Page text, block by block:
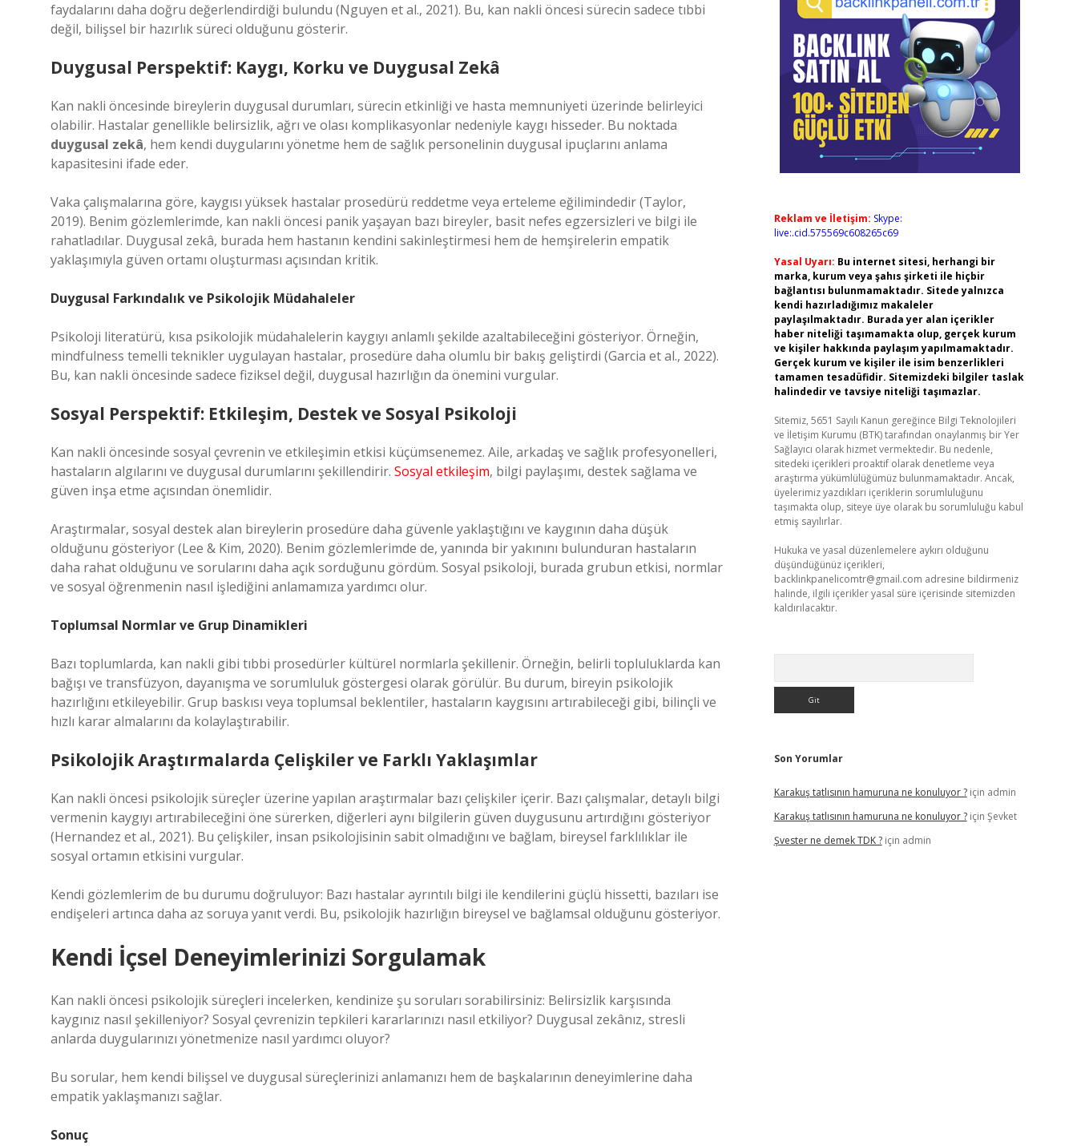
faydalarını daha doğru değerlendirdiği bulundu (Nguyen et al., 2021). Bu, kan nakli öncesi sürecin sadece tıbbi
değil, bilişsel bir hazırlık süreci olduğunu gösterir.
Duygusal Perspektif: Kaygı, Korku ve Duygusal Zekâ
Kan nakli öncesinde bireylerin duygusal durumları, sürecin etkinliği ve hasta memnuniyeti üzerinde belirleyici
olabilir. Hastalar genellikle belirsizlik, ağrı ve olası komplikasyonlar nedeniyle kaygı hisseder. Bu noktada
duygusal zekâ, hem kendi duygularını yönetme hem de sağlık personelinin duygusal ipuçlarını anlama
kapasitesini ifade eder.
Vaka çalışmalarına göre, kaygısı yüksek hastalar prosedürü reddetme veya erteleme eğilimindedir (Taylor,
2019). Benim gözlemlerimde, kan nakli öncesi panik yaşayan bazı bireyler, basit nefes egzersizleri ve bilgi ile
rahatladılar. Duygusal zekâ, burada hem hastanın kendini sakinleştirmesi hem de hemşirelerin empatik
yaklaşımıyla güven ortamı oluşturması açısından kritik.
Duygusal Farkındalık ve Psikolojik Müdahaleler
Psikoloji literatürü, kısa psikolojik müdahalelerin kaygıyı anlamlı şekilde azaltabileceğini gösteriyor. Örneğin,
mindfulness temelli teknikler uygulayan hastalar, prosedüre daha olumlu bir bakış geliştirdi (Garcia et al., 2022).
Bu, kan nakli öncesinde sadece fiziksel değil, duygusal hazırlığın da önemini vurgular.
Sosyal Perspektif: Etkileşim, Destek ve Sosyal Psikoloji
Kan nakli öncesinde sosyal çevrenin ve etkileşimin etkisi küçümsenemez. Aile, arkadaş ve sağlık profesyonelleri,
hastaların algılarını ve duygusal durumlarını şekillendirir. Sosyal etkileşim, bilgi paylaşımı, destek sağlama ve
güven inşa etme açısından önemlidir.
Araştırmalar, sosyal destek alan bireylerin prosedüre daha güvenle yaklaştığını ve kaygının daha düşük
olduğunu gösteriyor (Lee & Kim, 2020). Benim gözlemlerimde de, yanında bir yakınını bulunduran hastaların
daha rahat olduğunu ve sorularını daha açık sorduğunu gördüm. Sosyal psikoloji, burada grubun etkisi, normlar
ve sosyal öğrenmenin nasıl işlediğini anlamamıza yardımcı olur.
Toplumsal Normlar ve Grup Dinamikleri
Bazı toplumlarda, kan nakli gibi tıbbi prosedürler kültürel normlarla şekillenir. Örneğin, belirli topluluklarda kan
bağışı ve transfüzyon, dayanışma ve sorumluluk göstergesi olarak görülür. Bu durum, bireyin psikolojik
hazırlığını etkileyebilir. Grup baskısı veya toplumsal beklentiler, hastaların kaygısını artırabileceği gibi, bilinçli ve
hızlı karar almalarını da kolaylaştırabilir.
Psikolojik Araştırmalarda Çelişkiler ve Farklı Yaklaşımlar
Kan nakli öncesi psikolojik süreçler üzerine yapılan araştırmalar bazı çelişkiler içerir. Bazı çalışmalar, detaylı bilgi
vermenin kaygıyı artırabileceğini öne sürerken, diğerleri aynı bilgilerin güven duygusunu artırdığını gösteriyor
(Hernandez et al., 2021). Bu çelişkiler, insan psikolojisinin sabit olmadığını ve bağlam, bireysel farklılıklar ile
sosyal ortamın etkisini vurgular.
Kendi gözlemlerim de bu durumu doğruluyor: Bazı hastalar ayrıntılı bilgi ile kendilerini güçlü hissetti, bazıları ise
endişeleri artınca daha az soruya yanıt verdi. Bu, psikolojik hazırlığın bireysel ve bağlamsal olduğunu gösteriyor.
Kendi İçsel Deneyimlerinizi Sorgulamak
Kan nakli öncesi psikolojik süreçleri incelerken, kendinize şu soruları sorabilirsiniz: Belirsizlik karşısında
kaygınız nasıl şekilleniyor? Sosyal çevrenizin tepkileri kararlarınızı nasıl etkiliyor? Duygusal zekânız, stresli
anlarda duygularınızı yönetmenize nasıl yardımcı oluyor?
Bu sorular, hem kendi bilişsel ve duygusal süreçlerinizi anlamanızı hem de başkalarının deneyimlerine daha
empatik yaklaşmanızı sağlar.
Sonuç
Reklam ve İletişim: Skype:
live:.cid.575569c608265c69
Yasal Uyarı: Bu internet sitesi, herhangi bir
marka, kurum veya şahıs şirketi ile hiçbir
bağlantısı bulunmamaktadır. Sitede yalnızca
kendi hazırladığımız makaleler
paylaşılmaktadır. Burada yer alan içerikler
haber niteliği taşımamakta olup, gerçek kurum
ve kişiler hakkında paylaşım yapılmamaktadır.
Gerçek kurum ve kişiler ile isim benzerlikleri
tamamen tesadüfidir. Sitemizdeki bilgiler taslak
halindedir ve tavsiye niteliği taşımazlar.
Sitemiz, 5651 Sayılı Kanun gereğince Bilgi Teknolojileri
ve İletişim Kurumu (BTK) tarafından onaylanmış bir Yer
Sağlayıcı olarak hizmet vermektedir. Bu nedenle,
sitedeki içerikleri proaktif olarak denetleme veya
araştırma yükümlülüğümüz bulunmamaktadır. Ancak,
üyelerimiz yazdıkları içeriklerin sorumluluğunu
taşımakta olup, siteye üye olarak bu sorumluluğu kabul
etmiş sayılırlar.
Hukuka ve yasal düzenlemelere aykırı olduğunu
düşündüğünüz içerikleri,
backlinkpanelicomtr@gmail.com adresine bildirmeniz
halinde, ilgili içerikler yasal süre içerisinde sitemizden
kaldırılacaktır.
Son Yorumlar
Karakuş tatlısının hamuruna ne konuluyor ?için admin
Karakuş tatlısının hamuruna ne konuluyor ?için Şevket
Şvester ne demek TDK ?için admin